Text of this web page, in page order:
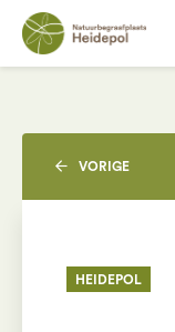
VORIGE
HEIDEPOL